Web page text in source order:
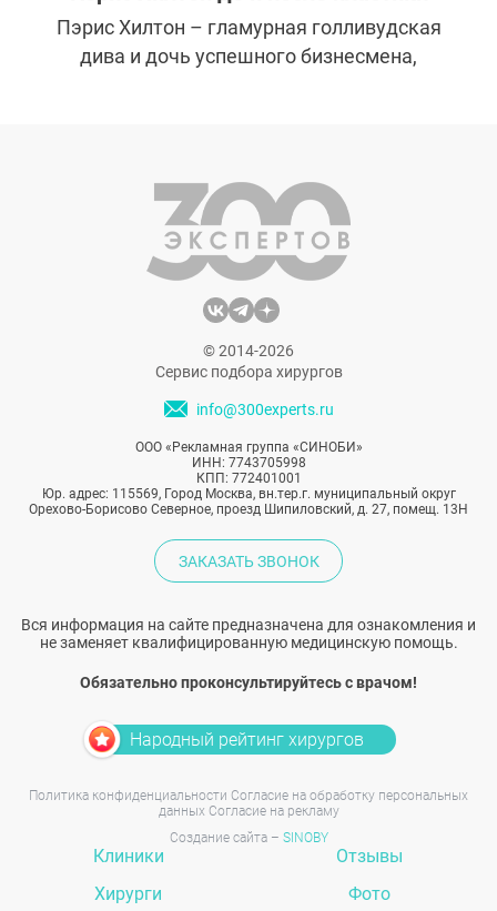
Пэрис Хилтон – гламурная голливудская
дива и дочь успешного бизнесмена,
очевидное доказательство.
© 2014-2026
Сервис подбора хирургов
info@300experts.ru
ООО «Рекламная группа «СИНОБИ»
ИНН: 7743705998
КПП: 772401001
Юр. адрес: 115569, Город Москва, вн.тер.г. муниципальный округ
Орехово-Борисово Северное, проезд Шипиловский, д. 27, помещ. 13Н
ЗАКАЗАТЬ ЗВОНОК
Вся информация на сайте предназначена для ознакомления и
не заменяет квалифицированную медицинскую помощь.
Обязательно проконсультируйтесь с врачом!
Народный рейтинг хирургов
Политика конфиденциальности Согласие на обработку персональных
данных Согласие на рекламу
Создание сайта – SINOBY
Клиники
Хирурги
Отзывы
Фото